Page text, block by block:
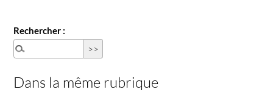
Rechercher :
Dans la même rubrique